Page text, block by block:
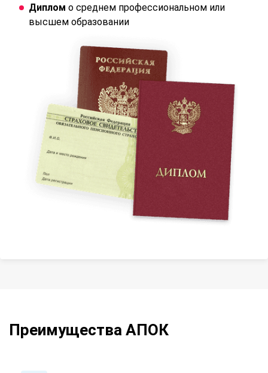
Диплом о среднем профессиональном или
высшем образовании
Преимущества АПОК